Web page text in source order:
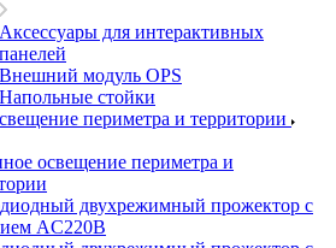
Аксессуары для интерактивных
панелей
Внешний модуль OPS
Напольные стойки
периметра и территории
освещение периметра и
двухрежимный прожектор с
AC220В